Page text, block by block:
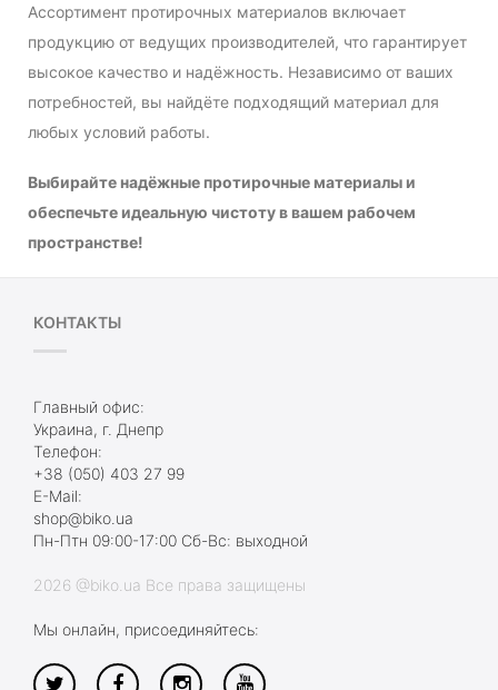
Ассортимент протирочных материалов включает
продукцию от ведущих производителей, что гарантирует
высокое качество и надёжность. Независимо от ваших
потребностей, вы найдёте подходящий материал для
любых условий работы.
Выбирайте надёжные протирочные материалы и
обеспечьте идеальную чистоту в вашем рабочем
пространстве!
КОНТАКТЫ
Главный офис:
Украина, г. Днепр
Телефон:
+38 (050) 403 27 99
E-Mail:
shop@biko.ua
Пн-Птн 09:00-17:00 Сб-Вс: выходной
2026 @biko.ua Все права защищены
Мы онлайн, присоединяйтесь: